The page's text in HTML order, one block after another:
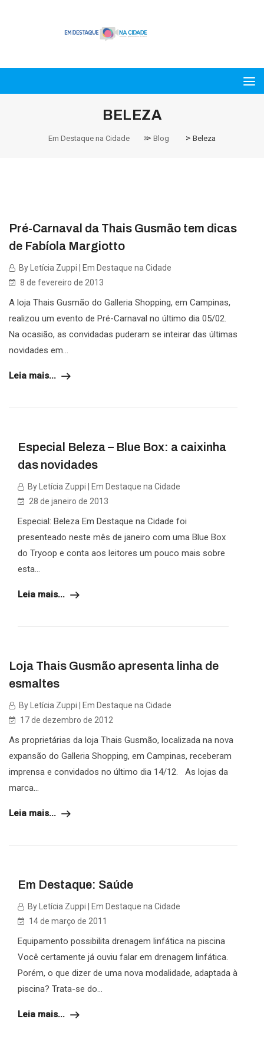
BELEZA
Em Destaque na Cidade > Blog > Beleza
Pré-Carnaval da Thais Gusmão tem dicas
de Fabíola Margiotto
By Letícia Zuppi | Em Destaque na Cidade
8 de fevereiro de 2013
A loja Thais Gusmão do Galleria Shopping, em Campinas,
realizou um evento de Pré-Carnaval no último dia 05/02.
Na ocasião, as convidadas puderam se inteirar das últimas
novidades em...
Leia mais...
Especial Beleza – Blue Box: a caixinha
das novidades
By Letícia Zuppi | Em Destaque na Cidade
28 de janeiro de 2013
Especial: Beleza Em Destaque na Cidade foi
presenteado neste mês de janeiro com uma Blue Box
do Tryoop e conta aos leitores um pouco mais sobre
esta...
Leia mais...
Loja Thais Gusmão apresenta linha de
esmaltes
By Letícia Zuppi | Em Destaque na Cidade
17 de dezembro de 2012
As proprietárias da loja Thais Gusmão, localizada na nova
expansão do Galleria Shopping, em Campinas, receberam
imprensa e convidados no último dia 14/12. As lojas da
marca...
Leia mais...
Em Destaque: Saúde
By Letícia Zuppi | Em Destaque na Cidade
14 de março de 2011
Equipamento possibilita drenagem linfática na piscina
Você certamente já ouviu falar em drenagem linfática.
Porém, o que dizer de uma nova modalidade, adaptada à
piscina? Trata-se do...
Leia mais...